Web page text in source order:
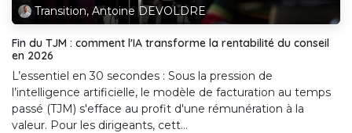
Transition, Antoine DEVOLDRE
Fin du TJM : comment l'IA transforme la rentabilité du conseil
en 2026
L’essentiel en 30 secondes : Sous la pression de
l’intelligence artificielle, le modèle de facturation au temps
passé (TJM) s'efface au profit d'une rémunération à la
valeur. Pour les dirigeants, cett...